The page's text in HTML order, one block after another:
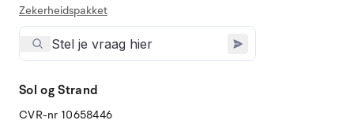
Zekerheidspakket
Sol og Strand
CVR-nr 10658446